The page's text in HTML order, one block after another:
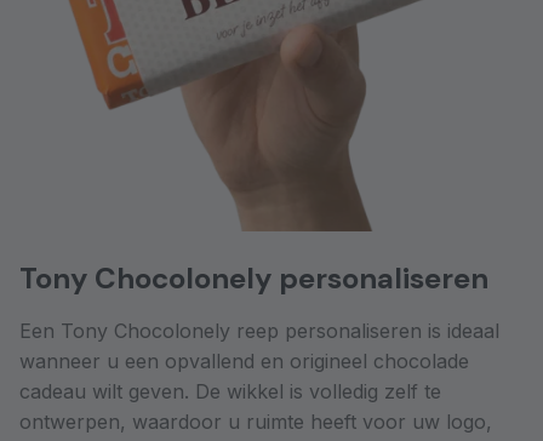
Tony Chocolonely personaliseren
Een Tony Chocolonely reep personaliseren is ideaal
wanneer u een opvallend en origineel chocolade
cadeau wilt geven. De wikkel is volledig zelf te
ontwerpen, waardoor u ruimte heeft voor uw logo,